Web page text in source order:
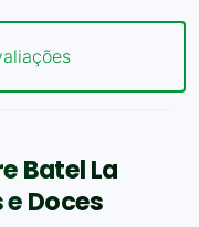
Batel La
Doces